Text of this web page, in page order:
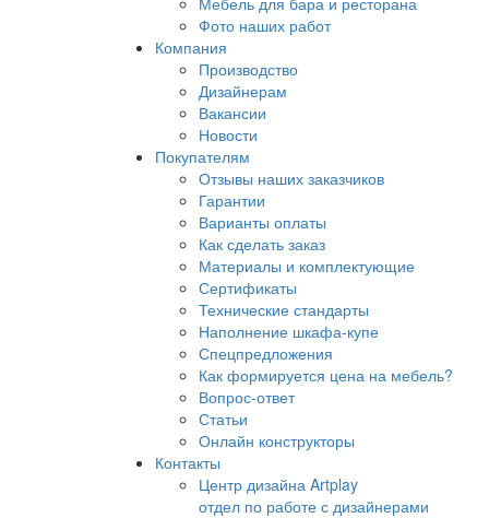
Фото наших работ
Компания
Производство
Дизайнерам
Вакансии
Новости
Покупателям
Отзывы наших заказчиков
Гарантии
Варианты оплаты
Как сделать заказ
Материалы и комплектующие
Сертификаты
Технические стандарты
Наполнение шкафа-купе
Спецпредложения
Как формируется цена на мебель?
Вопрос-ответ
Статьи
Онлайн конструкторы
Контакты
Центр дизайна Artplay
отдел по работе с дизайнерами